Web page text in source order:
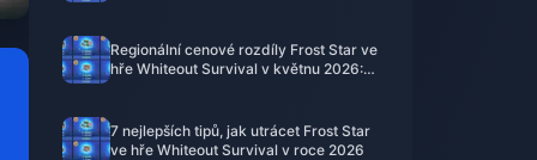
Regionální cenové rozdíly Frost Star ve
hře Whiteout Survival v květnu 2026:
7 nejlepších tipů, jak utrácet Frost Star
ve hře Whiteout Survival v roce 2026